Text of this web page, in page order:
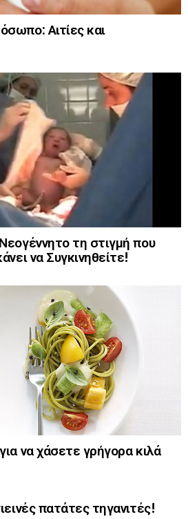
Αιτίες και
τη στιγμή που
να Συγκινηθείτε!
να χάσετε γρήγορα κιλά
πατάτες τηγανιτές!